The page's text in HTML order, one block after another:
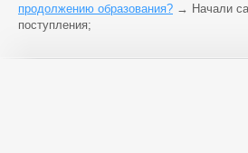
продолжению образования? → Начали
поступления;